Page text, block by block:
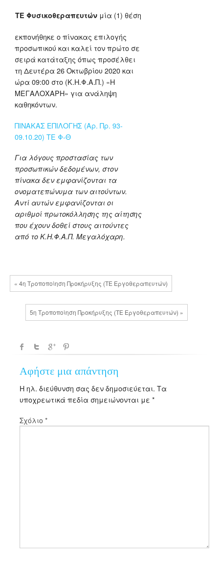
ΤΕ Φυσικοθεραπευτών μία (1) θέση
εκπονήθηκε ο πίνακας επιλογής
προσωπικού και καλεί τον πρώτο σε
σειρά κατάταξης όπως προσέλθει
τη Δευτέρα 26 Οκτωβρίου 2020 και
ώρα 09:00 στο (Κ.Η.Φ.Α.Π.) «Η
ΜΕΓΑΛΟΧΑΡΗ» για ανάληψη
καθηκόντων.
ΠΙΝΑΚΑΣ ΕΠΙΛΟΓΗΣ (Αρ. Πρ. 93-
09.10.20) ΤΕ Φ-Θ
Για λόγους προστασίας των
προσωπικών δεδομένων, στον
πίνακα δεν εμφανίζονται τα
ονοματεπώνυμα των αιτούντων.
Αντί αυτών εμφανίζονται οι
αριθμοί πρωτοκόλλησης της αίτησης
που έχουν δοθεί στους αιτούντες
από το Κ.Η.Φ.Α.Π. Μεγαλόχαρη.
« 4η Τροποποίηση Προκήρυξης (ΤΕ Εργοθεραπευτών)
5η Τροποποίηση Προκήρυξης (ΤΕ Εργοθεραπευτών) »
Αφήστε μια απάντηση
Η ηλ. διεύθυνση σας δεν δημοσιεύεται. Τα
υποχρεωτικά πεδία σημειώνονται με *
Σχόλιο *